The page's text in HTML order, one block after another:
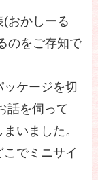
おかしーる
のをご存知で
ケージを切
話を伺って
いました。
でミニサイ